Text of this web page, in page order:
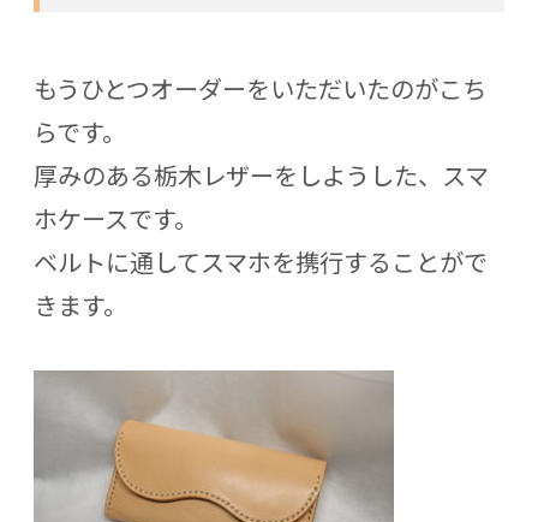
もうひとつオーダーをいただいたのがこち
らです。
厚みのある栃木レザーをしようした、スマ
ホケースです。
ベルトに通してスマホを携行することがで
きます。